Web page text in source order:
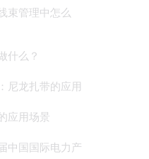
束管理中怎么
什么？
尼龙扎带的应用
应用场景
中国国际电力产